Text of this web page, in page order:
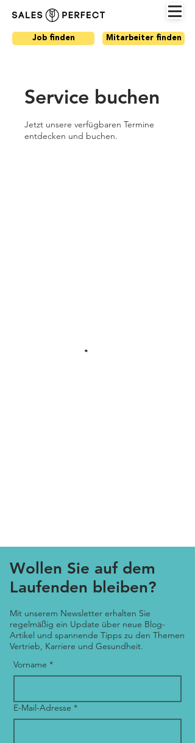
Job finden Mitarbeiter finden
Service buchen
Jetzt unsere verfügbaren Termine
entdecken und buchen.
Wollen Sie auf dem
Laufenden bleiben?
Mit unserem Newsletter erhalten Sie
regelmäßig ein Update über neue Blog-
Artikel und spannende Tipps zu den Themen
Vertrieb, Karriere und Gesundheit.
Vorname *
E-Mail-Adresse *